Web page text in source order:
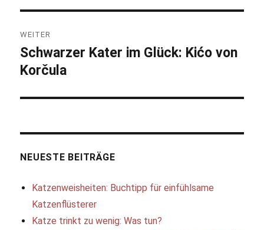
WEITER
Nächster
Beitrag:
Schwarzer Kater im Glück: Kićo von
Korčula
NEUESTE BEITRÄGE
Katzenweisheiten: Buchtipp für einfühlsame
Katzenflüsterer
Katze trinkt zu wenig: Was tun?